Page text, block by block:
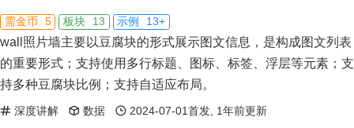
需金币 5 板块 13 示例 13+
wall照片墙主要以豆腐块的形式展示图文信息，是构成图文列表
的重要形式；支持使用多行标题、图标、标签、浮层等元素；支
持多种豆腐块比例；支持自适应布局。
深度讲解 数据 2024-07-01首发, 1年前更新